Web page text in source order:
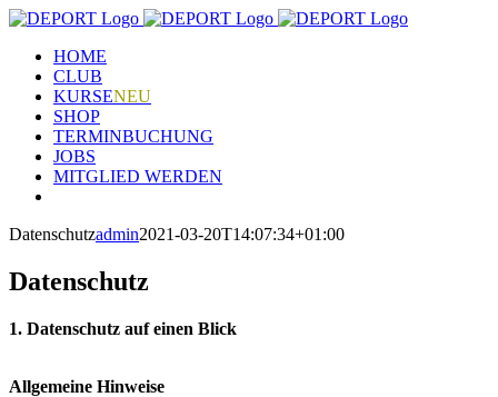
Zum
springenHOME
CLUB
KURSENEU
SHOP
TERMINBUCHUNG
JOBS
MITGLIED WERDEN
Datenschutzadmin2021-03-20T14:07:34+01:00
Datenschutz
1. Datenschutz auf einen Blick
Allgemeine Hinweise